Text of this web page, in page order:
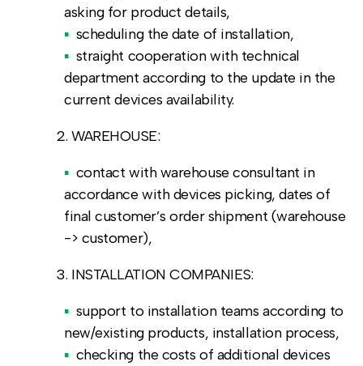
asking for product details,
scheduling the date of installation,
straight cooperation with technical
department according to the update in the
current devices availability.
WAREHOUSE:
contact with warehouse consultant in
accordance with devices picking, dates of
final customer’s order shipment (warehouse
-> customer),
INSTALLATION COMPANIES:
support to installation teams according to
new/existing products, installation process,
checking the costs of additional devices